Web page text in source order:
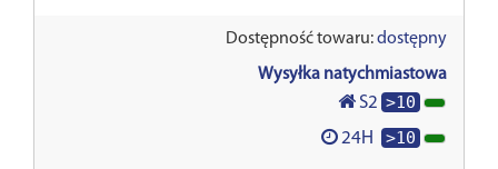
Dostępność towaru:dostępny
Wysyłka natychmiastowa
S2 >10
24H >10